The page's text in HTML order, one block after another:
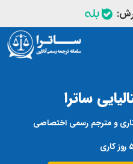
ساترا
و مترجم رسمی اختصاصی